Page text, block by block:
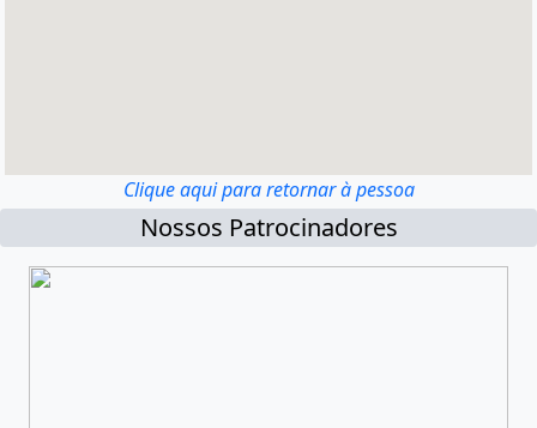
Clique aqui para retornar à pessoa
Nossos Patrocinadores